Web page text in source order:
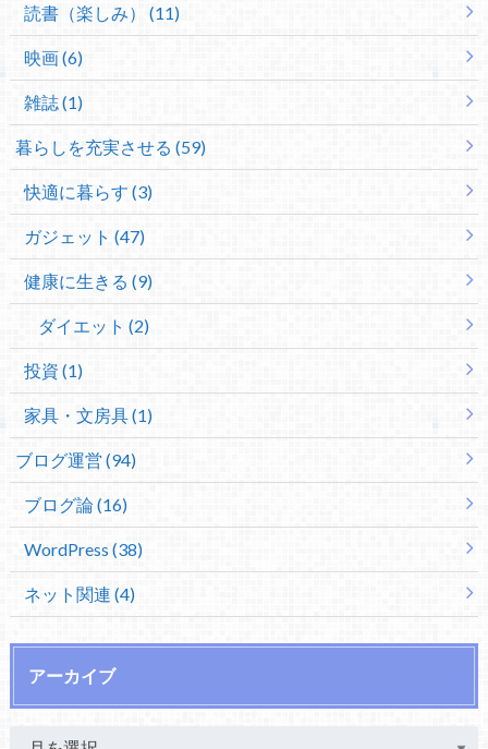
読書（楽しみ） (11)
映画 (6)
雑誌 (1)
暮らしを充実させる (59)
快適に暮らす (3)
ガジェット (47)
健康に生きる (9)
ダイエット (2)
投資 (1)
家具・文房具 (1)
ブログ運営 (94)
ブログ論 (16)
WordPress (38)
ネット関連 (4)
アーカイブ